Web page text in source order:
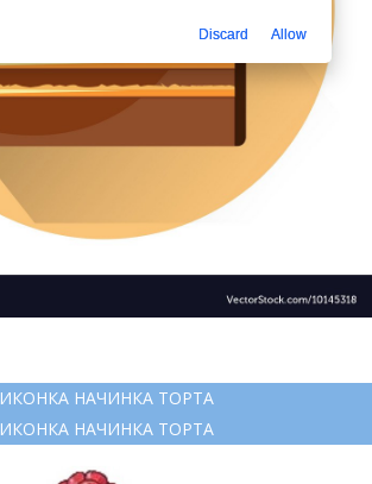
ИКОНКА НАЧИНКА ТОРТА
ИКОНКА НАЧИНКА ТОРТА
Discard Allow